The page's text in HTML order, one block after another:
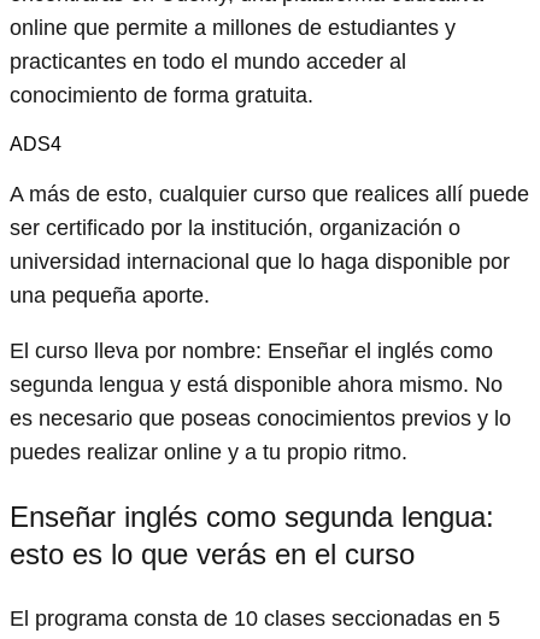
online que permite a millones de estudiantes y
practicantes en todo el mundo acceder al
conocimiento de forma gratuita.
ADS4
A más de esto, cualquier curso que realices allí puede
ser certificado por la institución, organización o
universidad internacional que lo haga disponible por
una pequeña aporte.
El curso lleva por nombre: Enseñar el inglés como
segunda lengua y está disponible ahora mismo. No
es necesario que poseas conocimientos previos y lo
puedes realizar online y a tu propio ritmo.
Enseñar inglés como segunda lengua:
esto es lo que verás en el curso
El programa consta de 10 clases seccionadas en 5